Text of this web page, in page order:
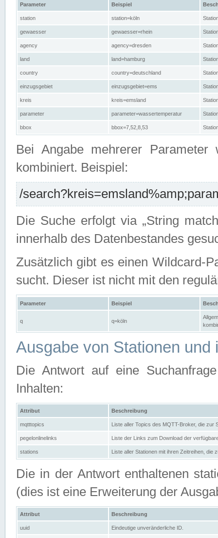
Parameter Beispiel
station station=köln
gewaesser gewaesser=rhein
agency agency=dresden
land land=hamburg
country country=deutschland
einzugsgebiet einzugsgebiet=ems
kreis kreis=emsland
parameter parameter=wassertemperatur
bbox bbox=7,52,8,53
Bei Angabe mehrerer Parameter
kombiniert. Beispiel:
/
Die Suche erfolgt via „String
innerhalb des Datenbestandes
Zusätzlich gibt es einen Wildcard-
sucht. Dieser ist nicht mit den
Parameter Beispiel
q q=köln
Ausgabe von Stationen und
Die Antwort auf eine
Inhalten:
Attribut Beschreibung
mqtttopics Liste aller Topics des MQTT-Broker, die zur
pegelonlinelinks Liste der Links zum Download der
stations Liste aller Stationen mit ihren Zeitreihen, die
Die in der Antwort enthaltenen
(dies ist eine Erweiterung der
Attribut Beschreibung
uuid Eindeutige unveränderliche ID.